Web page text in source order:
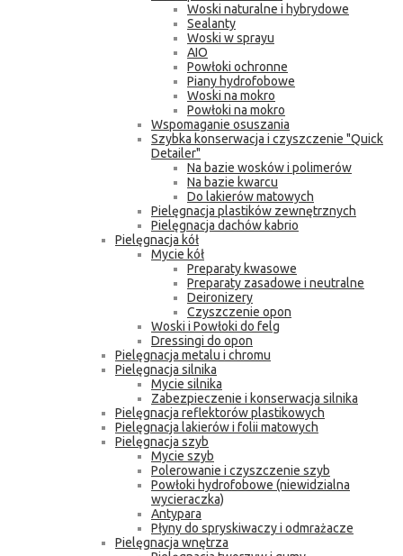
Woski naturalne i hybrydowe
Sealanty
Woski w sprayu
AIO
Powłoki ochronne
Piany hydrofobowe
Woski na mokro
Powłoki na mokro
Wspomaganie osuszania
Szybka konserwacja i czyszczenie "Quick
Detailer"
Na bazie wosków i polimerów
Na bazie kwarcu
Do lakierów matowych
Pielęgnacja plastików zewnętrznych
Pielęgnacja dachów kabrio
Pielęgnacja kół
Mycie kół
Preparaty kwasowe
Preparaty zasadowe i neutralne
Deironizery
Czyszczenie opon
Woski i Powłoki do felg
Dressingi do opon
Pielęgnacja metalu i chromu
Pielęgnacja silnika
Mycie silnika
Zabezpieczenie i konserwacja silnika
Pielęgnacja reflektorów plastikowych
Pielęgnacja lakierów i folii matowych
Pielęgnacja szyb
Mycie szyb
Polerowanie i czyszczenie szyb
Powłoki hydrofobowe (niewidzialna
wycieraczka)
Antypara
Płyny do spryskiwaczy i odmrażacze
Pielęgnacja wnętrza